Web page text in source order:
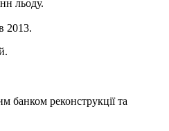
льоду.
2013.
банком реконструкції та